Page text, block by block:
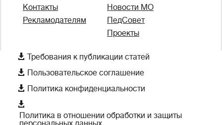
Контакты
Рекламодателям
Новости МО
ПедСовет
Проекты
 Требования к публикации статей
 Пользовательское соглашение
 Политика конфиденциальности

Политика в отношении обработки и защиты